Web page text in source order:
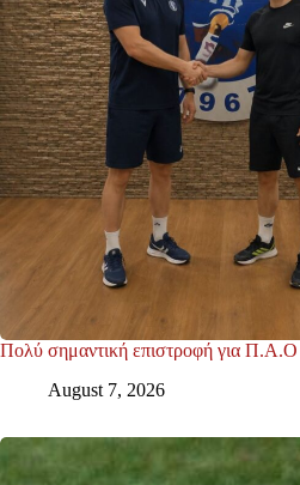
Πολύ σημαντική επιστροφή για
August 7, 2026